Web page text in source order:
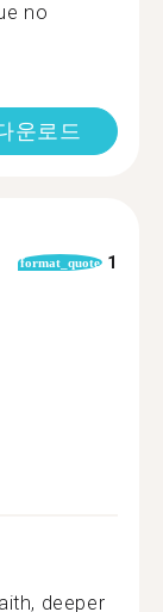
no
운로드
format_quote 1
deeper